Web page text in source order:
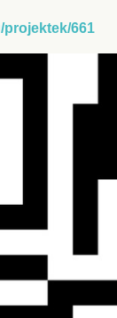
projektek/661